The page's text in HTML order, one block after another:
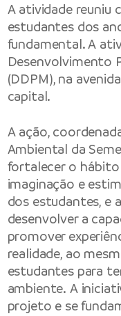
A atividade reuniu
estudantes dos
fundamental. A
Desenvolvimento
(DDPM), na
capital.
A ação,
Ambiental da
fortalecer o hábito
imaginação e
dos estudantes, e
desenvolver a
promover
realidade, ao
estudantes para
ambiente. A
projeto e se